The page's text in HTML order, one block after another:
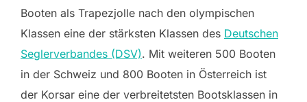
Booten als Trapezjolle nach den olympischen
Klassen eine der stärksten Klassen des Deutschen
Seglerverbandes (DSV). Mit weiteren 500 Booten
in der Schweiz und 800 Booten in Österreich ist
der Korsar eine der verbreitetsten Bootsklassen in